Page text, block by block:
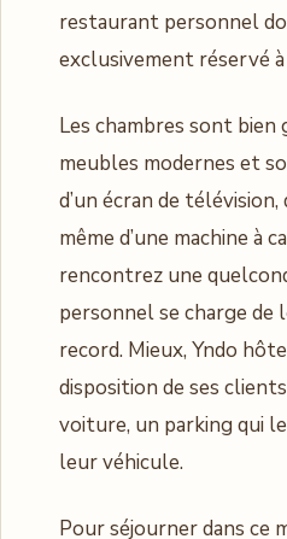
restaurant personnel
exclusivement réservé
Les chambres sont bien
meubles modernes et
d’un écran de
même d’une machine à
rencontrez une
personnel se charge de
record. Mieux, Yndo
disposition de ses
voiture, un parking qui
leur véhicule.
Pour séjourner dans ce